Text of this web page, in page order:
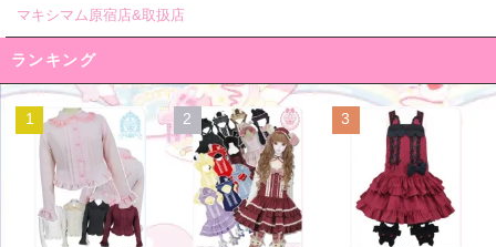
マキシマム原宿店&取扱店
ランキング
1 2 3